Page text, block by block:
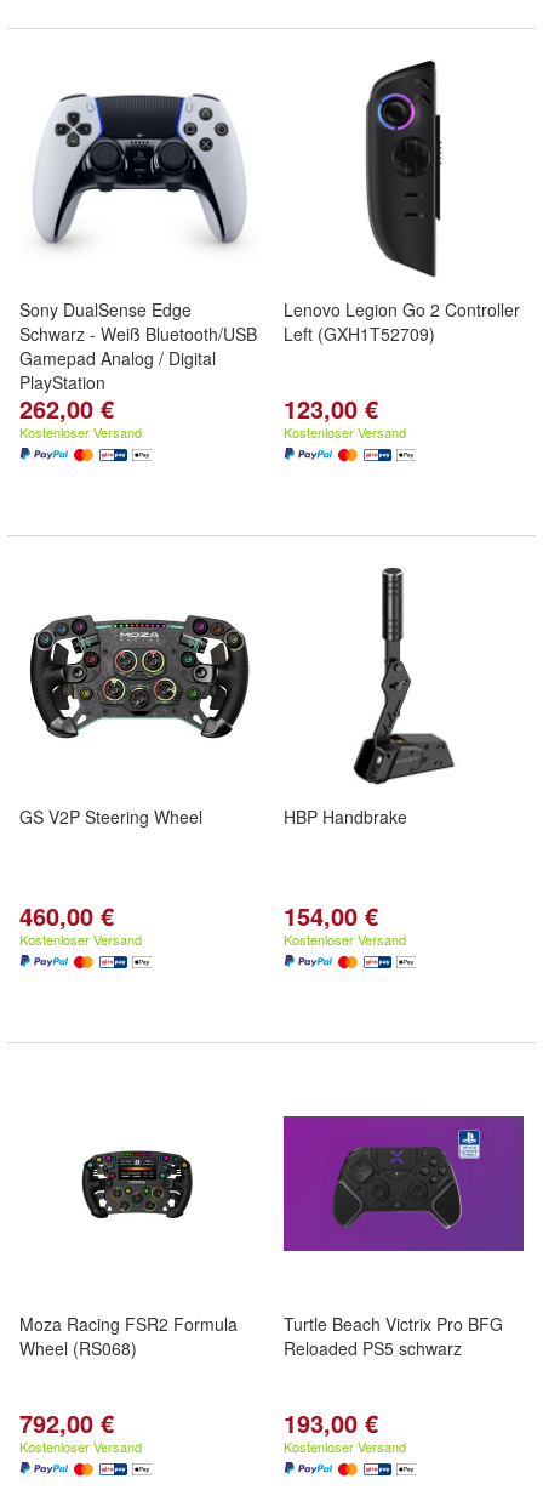
Sony DualSense Edge
Schwarz - Weiß Bluetooth/USB
Gamepad Analog / Digital
PlayStation
262,00 €
Kostenloser Versand
Lenovo Legion Go 2 Controller
Left (GXH1T52709)
123,00 €
Kostenloser Versand
GS V2P Steering Wheel
460,00 €
Kostenloser Versand
HBP Handbrake
154,00 €
Kostenloser Versand
Moza Racing FSR2 Formula
Wheel (RS068)
792,00 €
Kostenloser Versand
Turtle Beach Victrix Pro BFG
Reloaded PS5 schwarz
193,00 €
Kostenloser Versand